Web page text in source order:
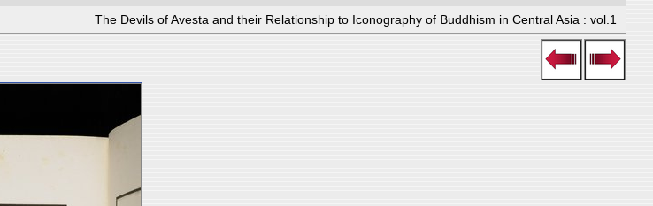
The Devils of Avesta and their Relationship to Iconography of Buddhism in Central Asia : vol.1